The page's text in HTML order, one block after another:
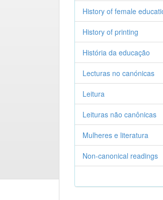
History of female
History of printing
História da educação
Lecturas no canónicas
Leitura
Leituras não canônicas
Mulheres e literatura
Non-canonical readings